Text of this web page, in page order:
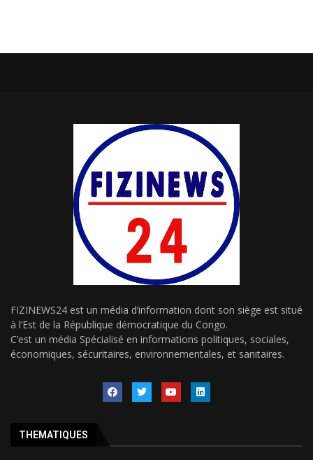
FIZINEWS24 est un média d’information dont son siège est situé
à l’Est de la République démocratique du Congo.
C’est un média Spécialisé en informations politiques, sociales,
économiques, sécuritaires, environnementales, et sanitaires.
THEMATIQUES